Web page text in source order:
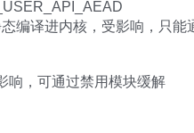
编译进内核，受影响，只能
响，可通过禁用模块缓解